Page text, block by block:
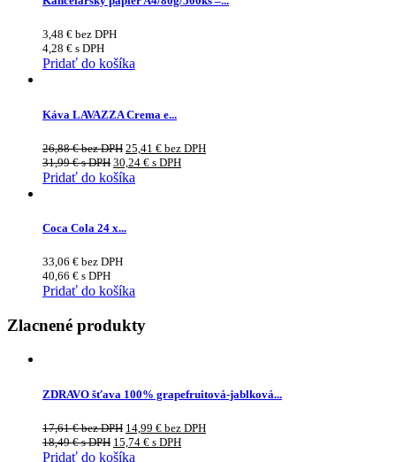
3,48 € bez DPH
4,28 € s DPH
Pridať do košíka
Káva LAVAZZA Crema e...
26,88€bez DPH 25,41 € bez DPH
31,99€s DPH 30,24 € s DPH
Pridať do košíka
Coca Cola 24 x...
33,06 € bez DPH
40,66 € s DPH
Pridať do košíka
Zlacnené produkty
ZDRAVO šťava 100% grapefruitová-jablková...
17,61€bez DPH 14,99 € bez DPH
18,49€s DPH 15,74 € s DPH
Pridať do košíka